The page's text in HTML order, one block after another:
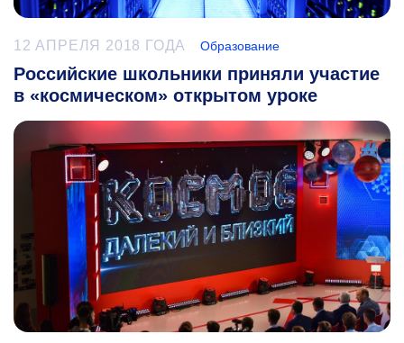
12 АПРЕЛЯ 2018 ГОДА Образование
Российские школьники приняли участие
в «космическом» открытом уроке